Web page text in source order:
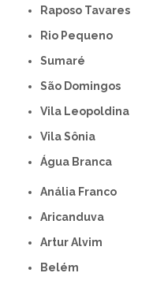
Raposo Tavares
Rio Pequeno
Sumaré
São Domingos
Vila Leopoldina
Vila Sônia
Água Branca
Anália Franco
Aricanduva
Artur Alvim
Belém